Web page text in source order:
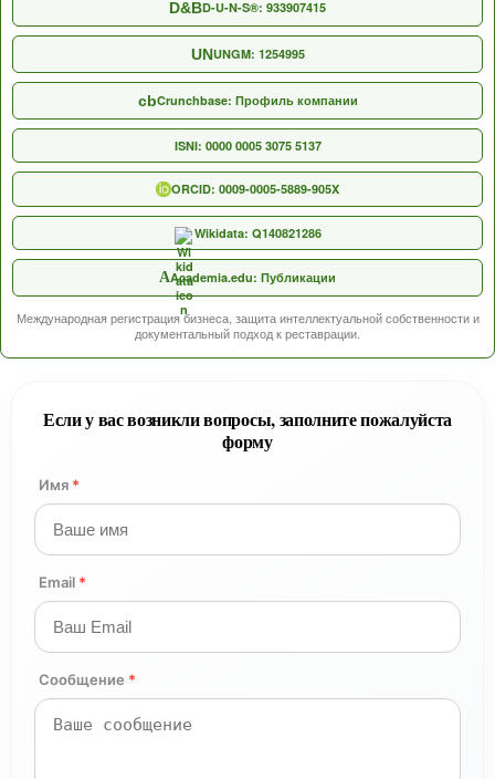
D&BD-U-N-S®: 933907415
UNUNGM: 1254995
cbCrunchbase: Профиль компании
ISNI: 0000 0005 3075 5137
ORCID: 0009-0005-5889-905X
Wikidata: Q140821286
AAcademia.edu: Публикации
Международная регистрация бизнеса, защита интеллектуальной собственности и
документальный подход к реставрации.
Если у вас возникли вопросы, заполните пожалуйста
форму
Имя *
Email *
Сообщение *